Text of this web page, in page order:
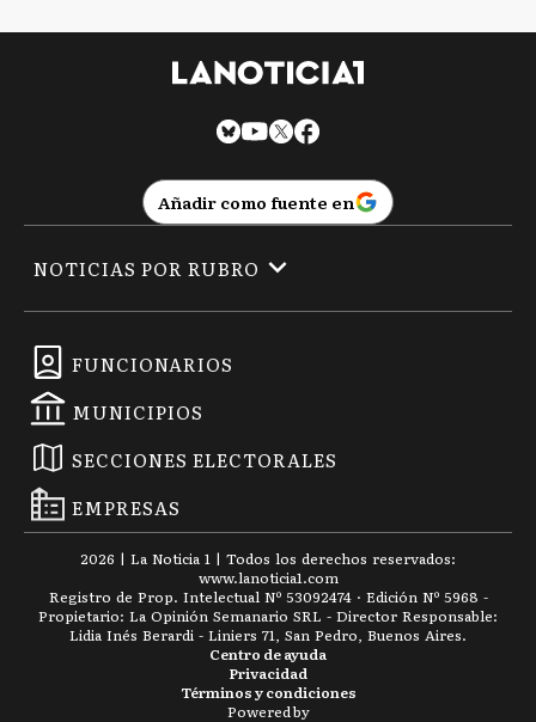
Añadir como fuente en
FUNCIONARIOS
MUNICIPIOS
SECCIONES ELECTORALES
EMPRESAS
NOTICIAS POR RUBRO
2026 | La Noticia 1 | Todos los derechos reservados:
www.lanoticia1.com
Registro de Prop. Intelectual Nº 53092474 · Edición Nº 5968 -
Propietario: La Opinión Semanario SRL - Director Responsable:
Lidia Inés Berardi - Liniers 71, San Pedro, Buenos Aires.
Términos y condiciones
Privacidad
Centro de ayuda
Powered by